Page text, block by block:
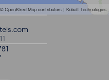
OpenStreetMap contributors | Kobalt Technologies